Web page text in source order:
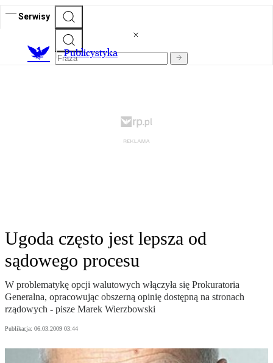
Serwisy
Publicystyka
Ugoda często jest lepsza od
sądowego procesu
W problematykę opcji walutowych włączyła się Prokuratoria
Generalna, opracowując obszerną opinię dostępną na stronach
rządowych - pisze Marek Wierzbowski
Publikacja: 06.03.2009 03:44